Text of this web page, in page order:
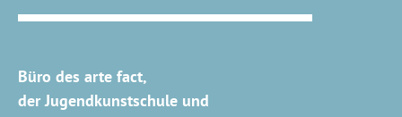
Büro des arte fact,
der Jugendkunstschule und